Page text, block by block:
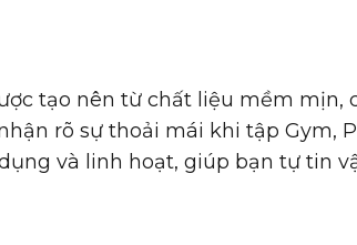
tạo nên từ chất liệu mềm mịn,
rõ sự thoải mái khi tập Gym,
và linh hoạt, giúp bạn tự tin